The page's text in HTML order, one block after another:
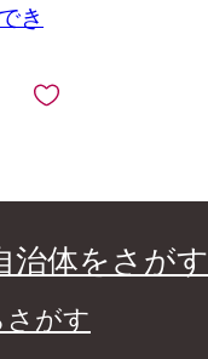
ー
気
忍
き
治体をさがす
がす